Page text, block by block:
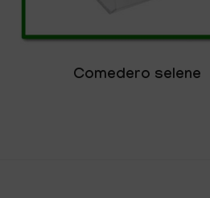
Comedero selene